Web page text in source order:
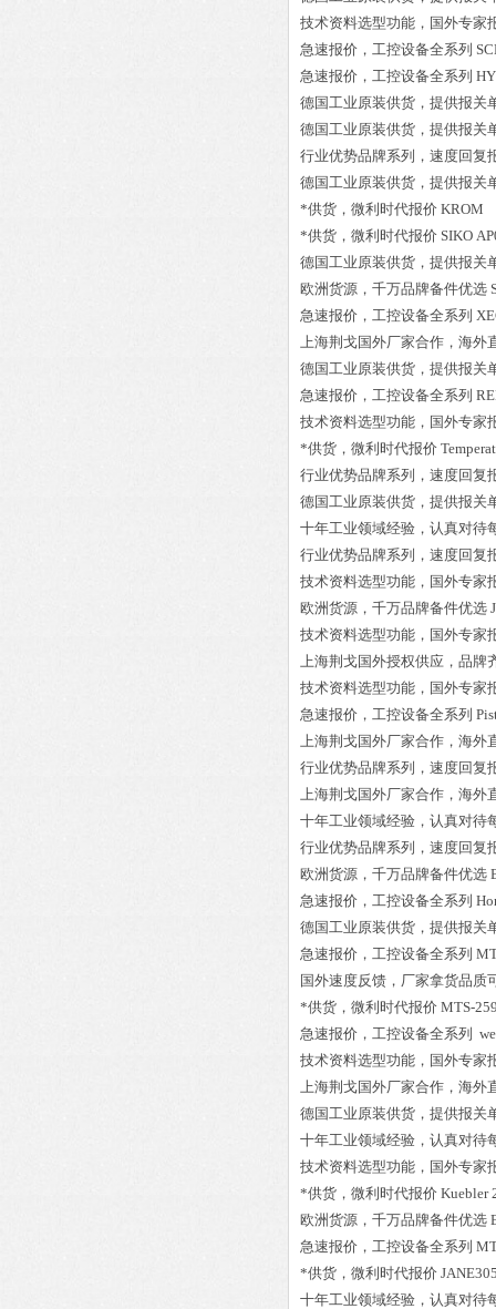
技术资料选型功能，国外专家
急速报价，工控设备全系列
急速报价，工控设备全系列
德国工业原装供货，提供报关
德国工业原装供货，提供报关
行业优势品牌系列，速度回复
德国工业原装供货，提供报关
*供货，微利时代报价 KROM
*供货，微利时代报价 SIKO
德国工业原装供货，提供报关
欧洲货源，千万品牌备件优选
急速报价，工控设备全系列
上海荆戈国外厂家合作，海外
德国工业原装供货，提供报关
急速报价，工控设备全系列
技术资料选型功能，国外专家
*供货，微利时代报价
行业优势品牌系列，速度回复
德国工业原装供货，提供报关
十年工业领域经验，认真对待
行业优势品牌系列，速度回复
技术资料选型功能，国外专家
欧洲货源，千万品牌备件优选
技术资料选型功能，国外专家
上海荆戈国外授权供应，品牌
技术资料选型功能，国外专家
急速报价，工控设备全系列
上海荆戈国外厂家合作，海外
行业优势品牌系列，速度回复
上海荆戈国外厂家合作，海外
十年工业领域经验，认真对待
行业优势品牌系列，速度回复
欧洲货源，千万品牌备件优选
急速报价，工控设备全系列
德国工业原装供货，提供报关
急速报价，工控设备全系列
国外速度反馈，厂家拿货品质
*供货，微利时代报价 MTS-
急速报价，工控设备全系列
技术资料选型功能，国外专家
上海荆戈国外厂家合作，海外
德国工业原装供货，提供报关
十年工业领域经验，认真对待
技术资料选型功能，国外专家
*供货，微利时代报价 Kuebler
欧洲货源，千万品牌备件优选
急速报价，工控设备全系列
*供货，微利时代报价
十年工业领域经验，认真对待